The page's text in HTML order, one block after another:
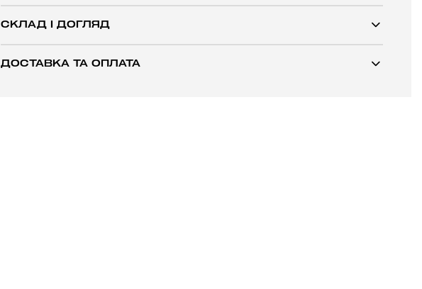
СКЛАД І ДОГЛЯД
ДОСТАВКА ТА ОПЛАТА